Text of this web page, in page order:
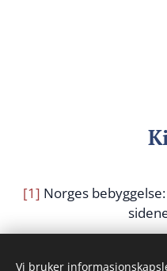
[1] Norges
Vi bruker